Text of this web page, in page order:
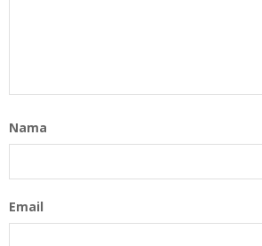
Nama
Email